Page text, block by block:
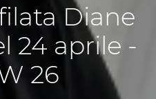
Diane
24 aprile -
26